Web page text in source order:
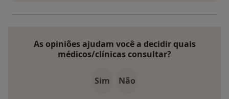
As opiniões ajudam você a decidir quais
médicos/clínicas consultar?
Sim Não